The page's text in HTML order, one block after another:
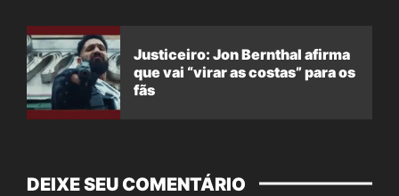
Justiceiro: Jon Bernthal afirma
que vai “virar as costas” para os
fãs
DEIXE SEU COMENTÁRIO